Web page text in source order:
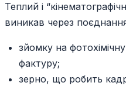
Теплий і
виникав через
зйомку на
фактуру;
зерно, що робить